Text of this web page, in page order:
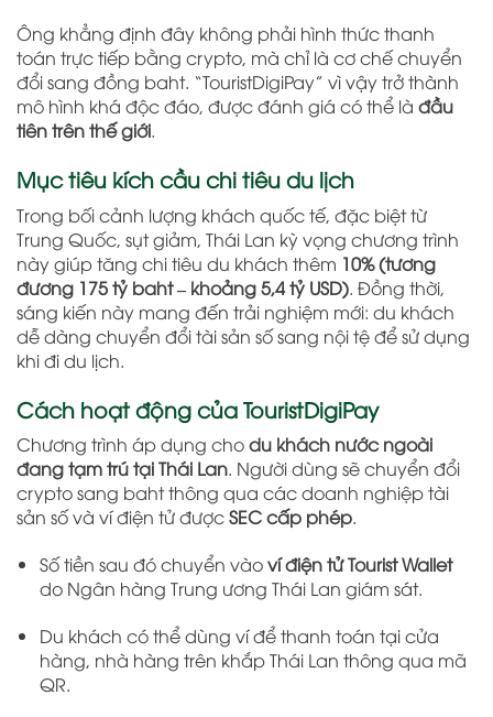
Ông khẳng định đây không phải hình thức thanh
toán trực tiếp bằng crypto, mà chỉ là cơ chế chuyển
đổi sang đồng baht. “TouristDigiPay” vì vậy trở thành
mô hình khá độc đáo, được đánh giá có thể là đầu
tiên trên thế giới.
Mục tiêu kích cầu chi tiêu du lịch
Trong bối cảnh lượng khách quốc tế, đặc biệt từ
Trung Quốc, sụt giảm, Thái Lan kỳ vọng chương trình
này giúp tăng chi tiêu du khách thêm 10% (tương
đương 175 tỷ baht – khoảng 5,4 tỷ USD). Đồng thời,
sáng kiến này mang đến trải nghiệm mới: du khách
dễ dàng chuyển đổi tài sản số sang nội tệ để sử dụng
khi đi du lịch.
Cách hoạt động của TouristDigiPay
Chương trình áp dụng chodu khách nước ngoài
đang tạm trú tại Thái Lan. Người dùng sẽ chuyển đổi
crypto sang baht thông qua các doanh nghiệp tài
sản số và ví điện tử đượcSEC cấp phép.
Số tiền sau đó chuyển vàoví điện tử Tourist Wallet
do Ngân hàng Trung ương Thái Lan giám sát.
Du khách có thể dùng ví để thanh toán tại cửa
hàng, nhà hàng trên khắp Thái Lan thông qua mã
QR.